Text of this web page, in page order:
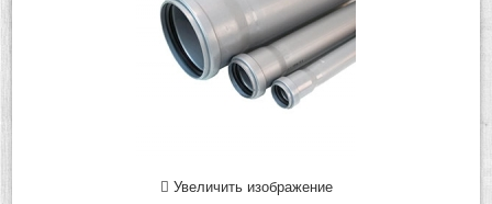
Увеличить изображение